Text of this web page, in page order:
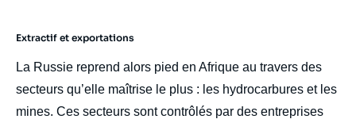
Extractif et exportations
La Russie reprend alors pied en Afrique au travers des
secteurs qu’elle maîtrise le plus : les hydrocarbures et les
mines. Ces secteurs sont contrôlés par des entreprises